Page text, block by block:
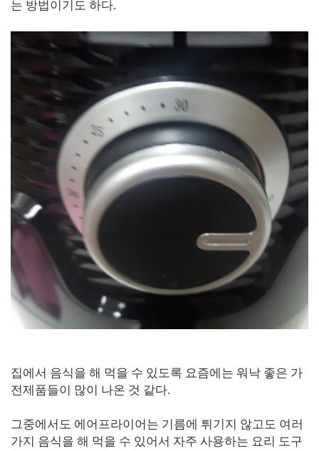
는 방법이기도 하다.
집에서 음식을 해 먹을 수 있도록 요즘에는 워낙 좋은 가
전제품들이 많이 나온 것 같다.
그중에서도 에어프라이어는 기름에 튀기지 않고도 여러
가지 음식을 해 먹을 수 있어서 자주 사용하는 요리 도구